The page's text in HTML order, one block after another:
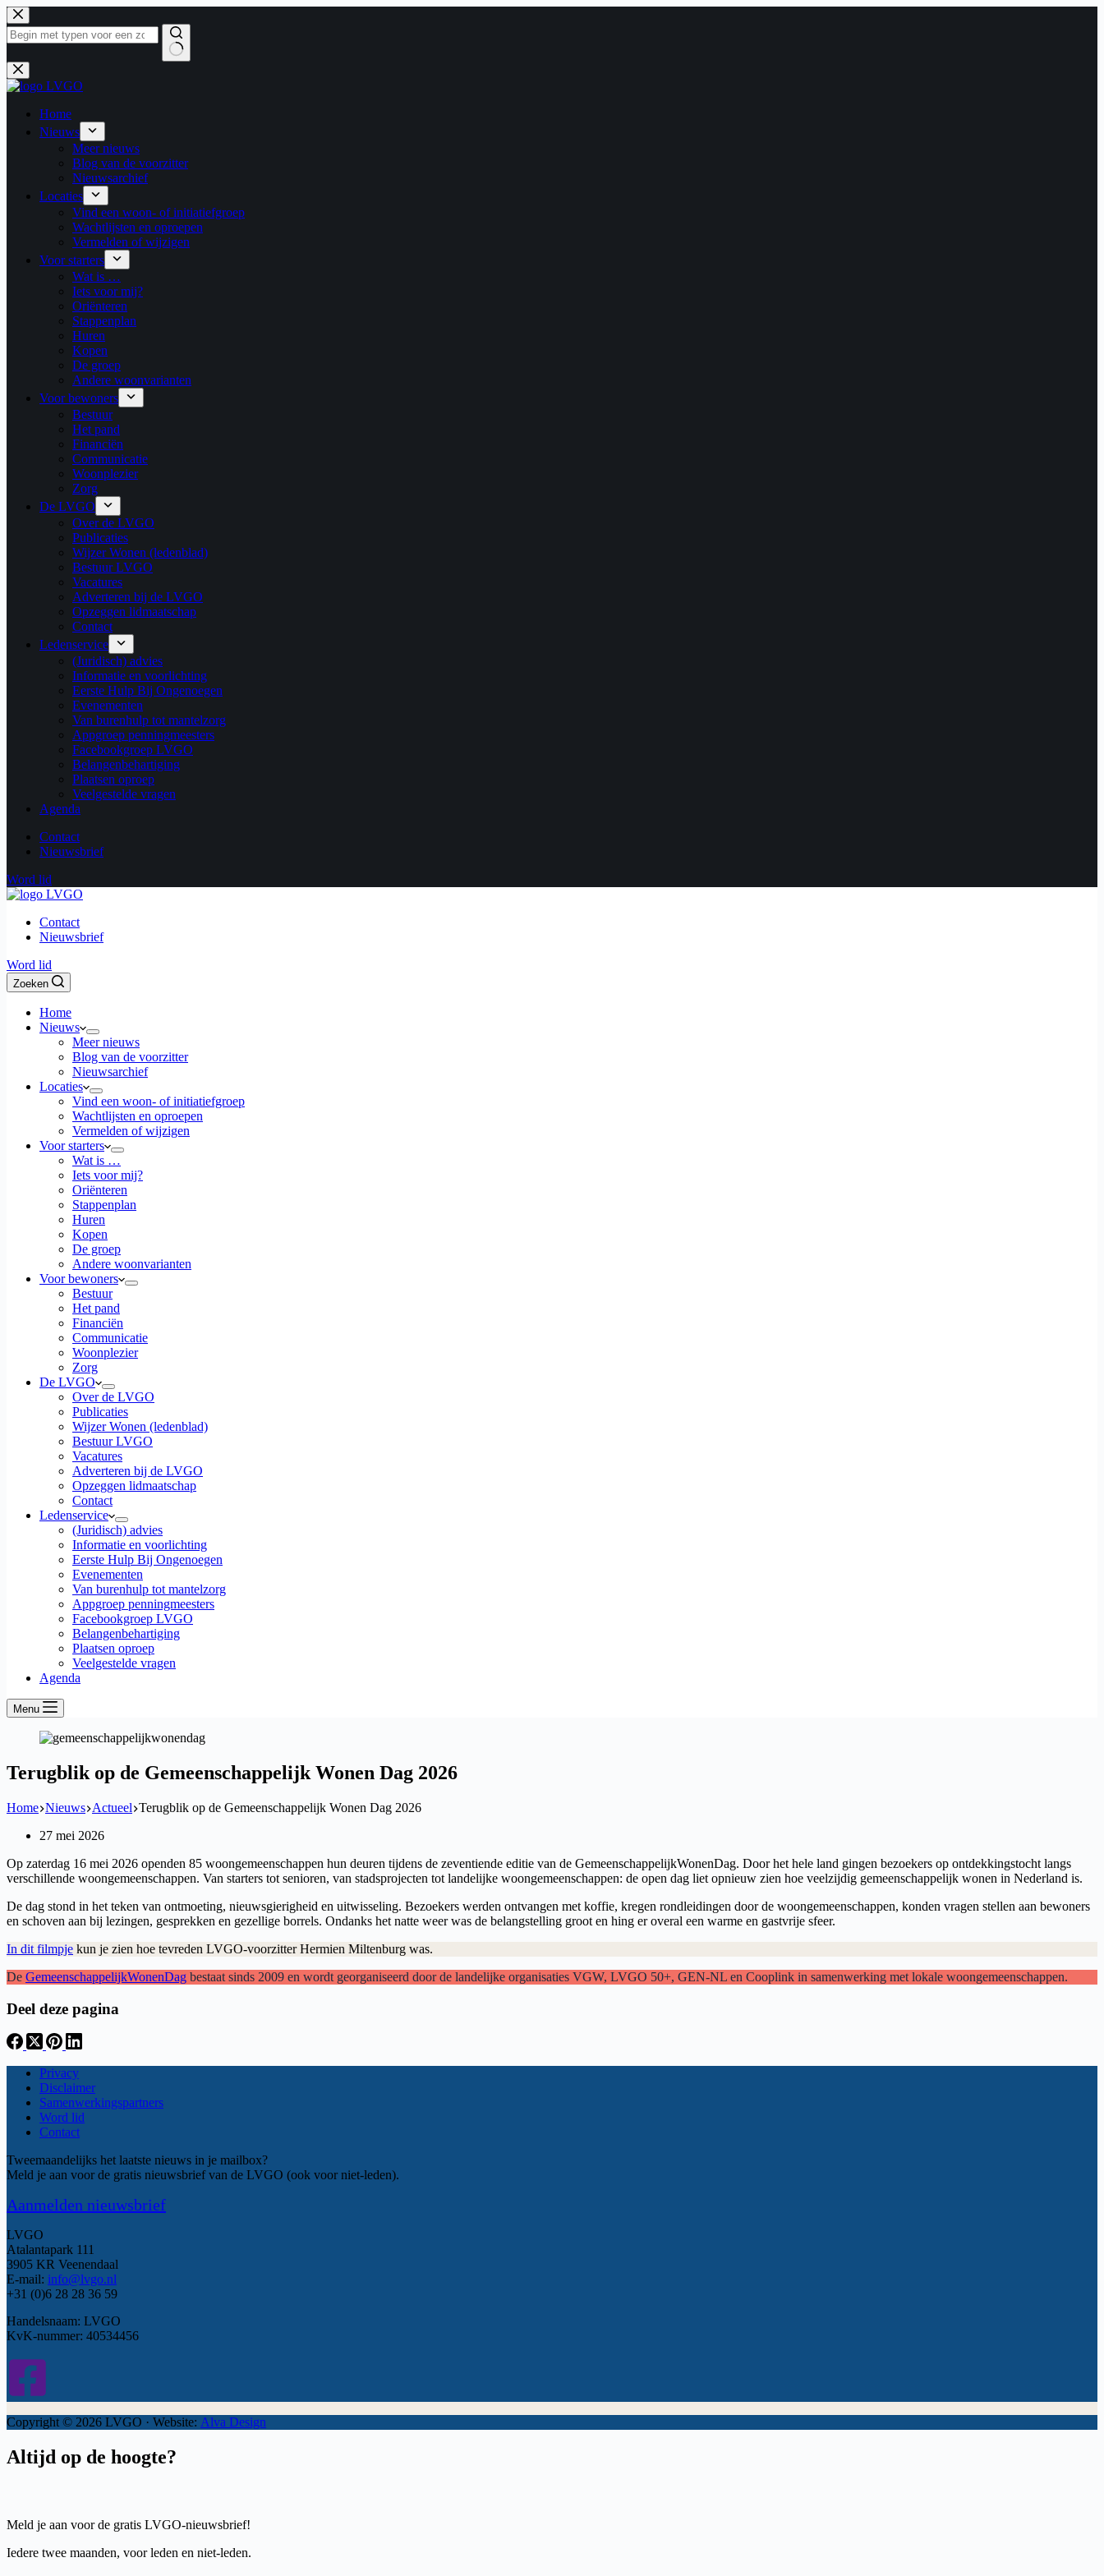
Ga
naar
de
Geen
resultaten
Home
Nieuws
Meer nieuws
Blog van de voorzitter
Nieuwsarchief
Locaties
Vind een woon- of initiatiefgroep
Wachtlijsten en oproepen
Vermelden of wijzigen
Voor starters
Wat is …
Iets voor mij?
Oriënteren
Stappenplan
Huren
Kopen
De groep
Andere woonvarianten
Voor bewoners
Bestuur
Het pand
Financiën
Communicatie
Woonplezier
Zorg
De LVGO
Over de LVGO
Publicaties
Wijzer Wonen (ledenblad)
Bestuur LVGO
Vacatures
Adverteren bij de LVGO
Opzeggen lidmaatschap
Contact
Ledenservice
(Juridisch) advies
Informatie en voorlichting
Eerste Hulp Bij Ongenoegen
Evenementen
Van burenhulp tot mantelzorg
Appgroep penningmeesters
Facebookgroep LVGO
Belangenbehartiging
Plaatsen oproep
Veelgestelde vragen
Agenda
Contact
Nieuwsbrief
Word lid
Contact
Nieuwsbrief
Word lid
Zoeken
Home
Nieuws
Meer nieuws
Blog van de voorzitter
Nieuwsarchief
Locaties
Vind een woon- of initiatiefgroep
Wachtlijsten en oproepen
Vermelden of wijzigen
Voor starters
Wat is …
Iets voor mij?
Oriënteren
Stappenplan
Huren
Kopen
De groep
Andere woonvarianten
Voor bewoners
Bestuur
Het pand
Financiën
Communicatie
Woonplezier
Zorg
De LVGO
Over de LVGO
Publicaties
Wijzer Wonen (ledenblad)
Bestuur LVGO
Vacatures
Adverteren bij de LVGO
Opzeggen lidmaatschap
Contact
Ledenservice
(Juridisch) advies
Informatie en voorlichting
Eerste Hulp Bij Ongenoegen
Evenementen
Van burenhulp tot mantelzorg
Appgroep penningmeesters
Facebookgroep LVGO
Belangenbehartiging
Plaatsen oproep
Veelgestelde vragen
Agenda
Menu
Terugblik op de Gemeenschappelijk Wonen Dag 2026
Home Nieuws Actueel Terugblik op de Gemeenschappelijk Wonen Dag 2026
27 mei 2026
Op zaterdag 16 mei 2026 openden 85 woongemeenschappen hun deuren tijdens de zeventiende editie van de GemeenschappelijkWonenDag. Door het hele land gingen bezoekers op ontdekkingstocht langs
verschillende woongemeenschappen. Van starters tot senioren, van stadsprojecten tot landelijke woongemeenschappen: de open dag liet opnieuw zien hoe veelzijdig gemeenschappelijk wonen in Nederland is.
De dag stond in het teken van ontmoeting, nieuwsgierigheid en uitwisseling. Bezoekers werden ontvangen met koffie, kregen rondleidingen door de woongemeenschappen, konden vragen stellen aan bewoners
en schoven aan bij lezingen, gesprekken en gezellige borrels. Ondanks het natte weer was de belangstelling groot en hing er overal een warme en gastvrije sfeer.
In dit filmpje kun je zien hoe tevreden LVGO-voorzitter Hermien Miltenburg was.
De GemeenschappelijkWonenDag bestaat sinds 2009 en wordt georganiseerd door de landelijke organisaties VGW, LVGO 50+, GEN-NL en Cooplink in samenwerking met lokale woongemeenschappen.
Deel deze pagina
Privacy
Disclaimer
Samenwerkingspartners
Word lid
Contact
Tweemaandelijks het laatste nieuws in je mailbox?
Meld je aan voor de gratis nieuwsbrief van de LVGO (ook voor niet-leden).
Aanmelden nieuwsbrief
LVGO
Atalantapark 111
3905 KR Veenendaal
E-mail: info@lvgo.nl
+31 (0)6 28 28 36 59
Handelsnaam: LVGO
KvK-nummer: 40534456
Copyright © 2026 LVGO · Website: Alva Design
Altijd op de hoogte?
Meld je aan voor de gratis LVGO-nieuwsbrief!
Iedere twee maanden, voor leden en niet-leden.